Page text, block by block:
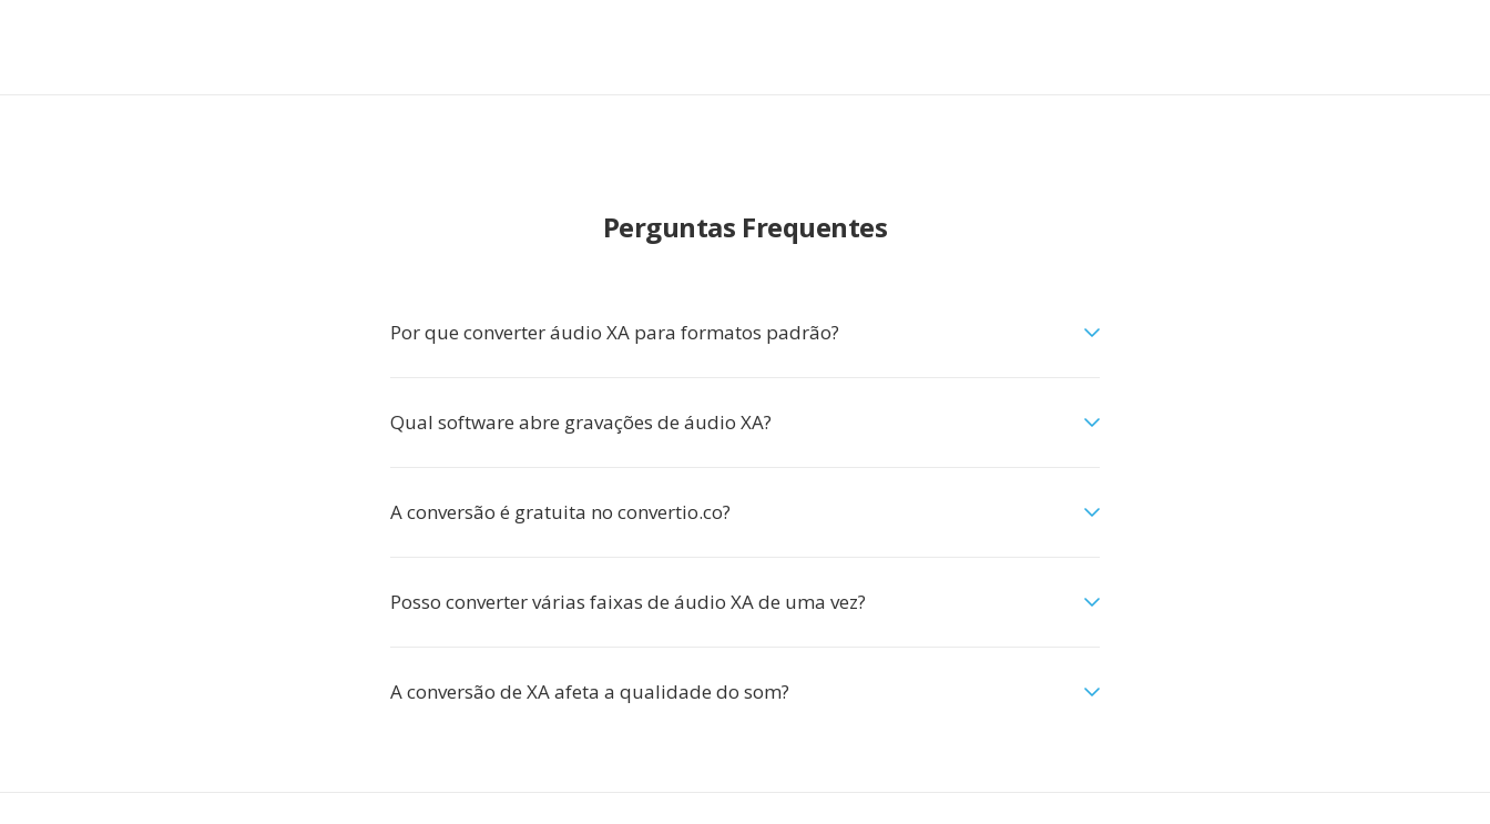
Perguntas Frequentes
Por que converter áudio XA para formatos padrão?
Qual software abre gravações de áudio XA?
A conversão é gratuita no convertio.co?
Posso converter várias faixas de áudio XA de uma vez?
A conversão de XA afeta a qualidade do som?